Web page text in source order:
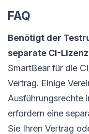
FAQ
Benötigt der
separate CI-
SmartBear für die
Vertrag. Einige
Ausführungsrechte
erfordern eine
Sie Ihren Vertrag